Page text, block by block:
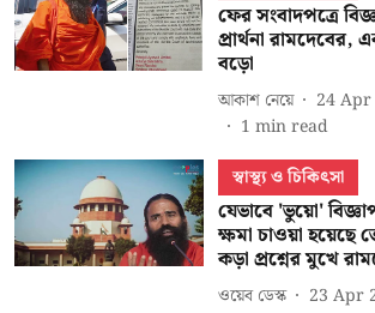
ফের সংবাদপত্রে
প্রার্থনা
বড়ো
আকাশ নেয়ে
24 Apr
1 min read
স্বাস্থ্য ও চিকিৎসা
যেভাবে 'ভুয়ো'
ক্ষমা চাওয়া হয়েছে
কড়া প্রশ্নের মুখে
ওয়েব ডেস্ক 23 Apr